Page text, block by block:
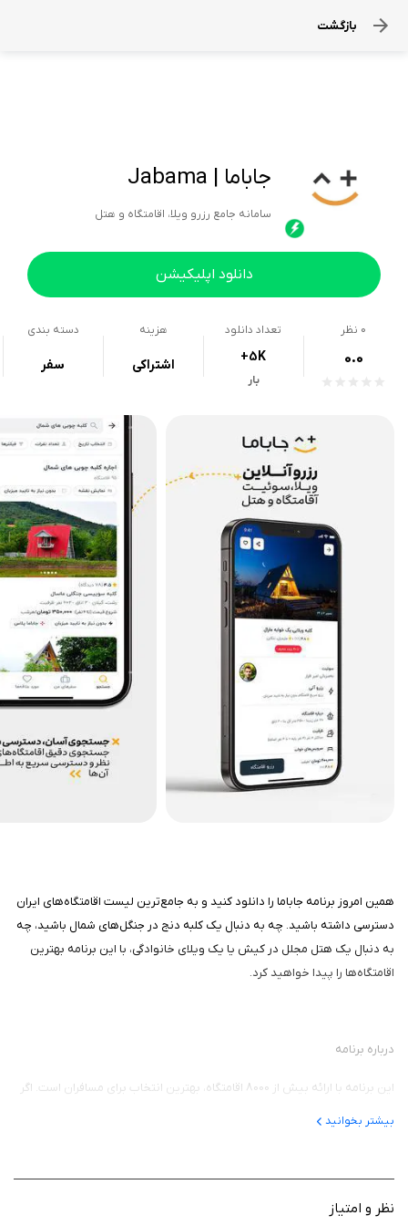
بازگشت
جاباما | Jabama
سامانه جامع رزرو ویلا، اقامتگاه و هتل
دانلود اپلیکیشن
0 نظر
0.0
تعداد دانلود
+5K
بار
هزینه
اشتراکی
دسته بندی
سفر
همین امروز برنامه جاباما را دانلود کنید و به جامع‌ترین لیست اقامتگاه‌های ایران
دسترسی داشته باشید. چه به دنبال یک کلبه دنج در جنگل‌های شمال باشید، چه
به دنبال یک هتل مجلل در کیش یا یک ویلای خانوادگی، با این برنامه بهترین
اقامتگاه‌ها را پیدا خواهید کرد.
درباره برنامه
این برنامه با ارائه بیش از 8000 اقامتگاه، بهترین انتخاب برای مسافران است. اگر
کلبه‌های دنج کنار ساحل یا کلبه‌های جنگلی را رزرو کنید.
بیشتر بخوانید
نظر و امتیاز